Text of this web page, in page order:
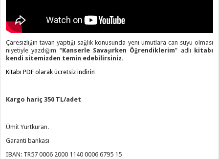
Çaresizliğin tavan yaptığı sağlık konusunda yeni umutlara can suyu olması
niyetiyle yazdığım “Kanserle Savaşırken Öğrendiklerim” adlı
kitabı
kendi sitemizden temin edebilirsiniz.
Kitabı PDF olarak ücretsiz indirin
Kargo hariç 350 TL/adet
Ümit Yurtkuran.
Garanti bankası
IBAN: TR57 0006 2000 1140 0006 6795 15